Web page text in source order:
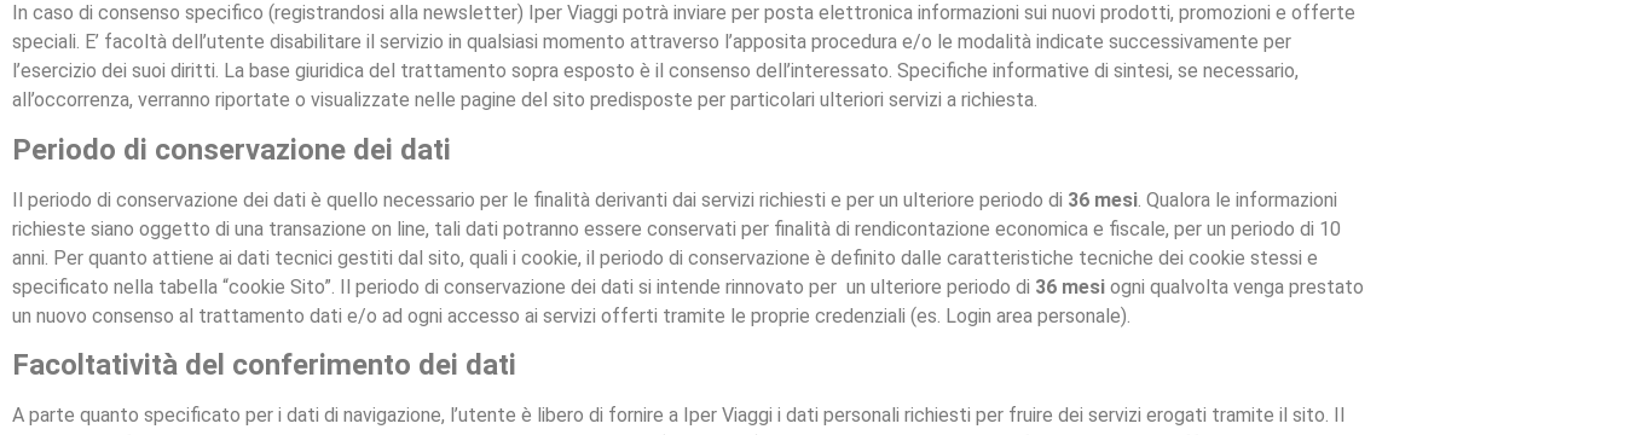
In caso di consenso specifico (registrandosi alla newsletter) Iper Viaggi potrà inviare per posta elettronica informazioni sui nuovi prodotti, promozioni e offerte
speciali. E’ facoltà dell’utente disabilitare il servizio in qualsiasi momento attraverso l’apposita procedura e/o le modalità indicate successivamente per
l’esercizio dei suoi diritti. La base giuridica del trattamento sopra esposto è il consenso dell’interessato. Specifiche informative di sintesi, se necessario,
all’occorrenza, verranno riportate o visualizzate nelle pagine del sito predisposte per particolari ulteriori servizi a richiesta.
Periodo di conservazione dei dati
Il periodo di conservazione dei dati è quello necessario per le finalità derivanti dai servizi richiesti e per un ulteriore periodo di 36 mesi Qualora le informazioni
richieste siano oggetto di una transazione on line, tali dati potranno essere conservati per finalità di rendicontazione economica e fiscale, per un periodo di 10
anni. Per quanto attiene ai dati tecnici gestiti dal sito, quali i cookie, il periodo di conservazione è definito dalle caratteristiche tecniche dei cookie stessi e
specificato nella tabella “cookie Sito”. Il periodo di conservazione dei dati si intende rinnovato per un ulteriore periodo di 36 mesi ogni qualvolta venga prestato
un nuovo consenso al trattamento dati e/o ad ogni accesso ai servizi offerti tramite le proprie credenziali (es. Login area personale).
Facoltatività del conferimento dei dati
A parte quanto specificato per i dati di navigazione, l’utente è libero di fornire a Iper Viaggi i dati personali richiesti per fruire dei servizi erogati tramite il sito. Il